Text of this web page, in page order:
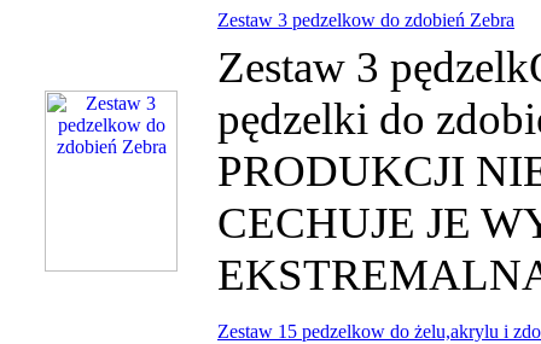
Zestaw 3 pedzelkow do zdobień Zebra
Zestaw 3
pędzelki do
PRODUKCJI
CECHUJE JE
Zestaw 15 pedzelkow do żelu,akrylu i